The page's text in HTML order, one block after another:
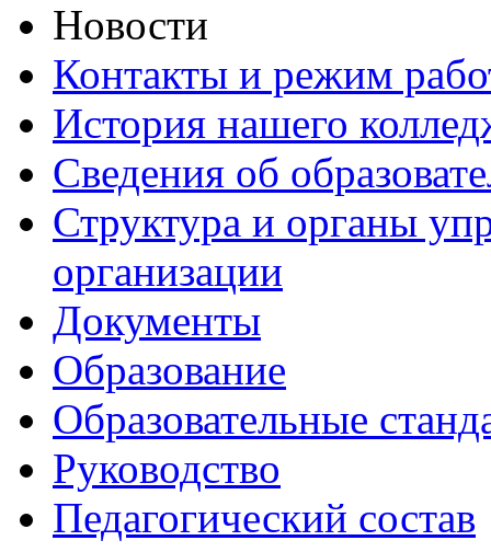
Новости
Контакты и режим
История нашего
Сведения об
Структура и органы
организации
Документы
Образование
Образовательные
Руководство
Педагогический состав